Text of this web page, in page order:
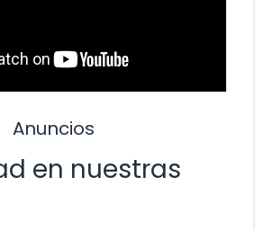
Anuncios
en nuestras